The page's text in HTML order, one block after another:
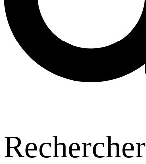
Rechercher